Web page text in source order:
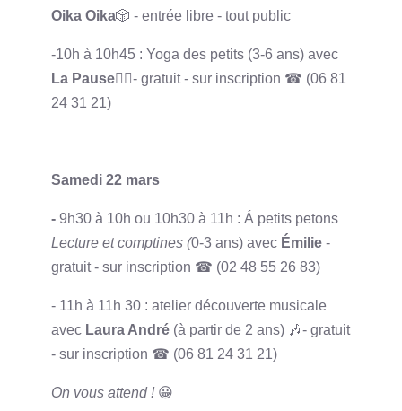
Oika Oika🎲 - entrée libre - tout public
-10h à 10h45 : Yoga des petits (3-6 ans) avec
La Pause🧘‍♂️- gratuit - sur inscription ☎ (06 81
24 31 21)
Samedi 22 mars
- 9h30 à 10h ou 10h30 à 11h : Á petits petons
Lecture et comptines (0-3 ans) avec Émilie -
gratuit - sur inscription ☎ (02 48 55 26 83)
- 11h à 11h 30 : atelier découverte musicale
avec Laura André (à partir de 2 ans) 🎶- gratuit
- sur inscription ☎ (06 81 24 31 21)
On vous attend ! 😀